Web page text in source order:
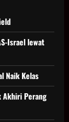
Israel lewat
Naik Kelas
Akhiri Perang